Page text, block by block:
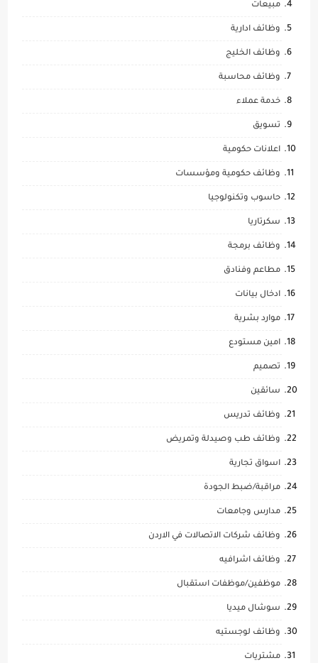
مبيعات
وظائف ادارية
وظائف الخليج
وظائف محاسبة
خدمة عملاء
تسويق
اعلانات حكومية
وظائف حكومية ومؤسسات
حاسوب وتكنولوجيا
سكرتاريا
وظائف برمجة
مطاعم وفنادق
ادخال بيانات
موارد بشرية
امين مستودع
تصميم
سائقين
وظائف تدريس
وظائف طب وصيدلة وتمريض
اسواق تجارية
مراقبة/ضبط الجودة
مدارس وجامعات
وظائف شركات الاتصالات في الاردن
وظائف اشرافيه
موظفين/موظفات استقبال
سوشال ميديا
وظائف لوجستيه
مشتريات